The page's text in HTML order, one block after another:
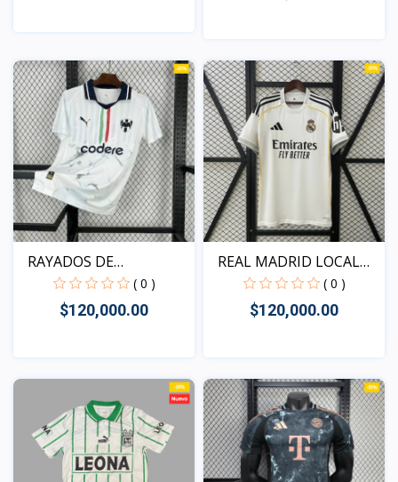
Vista
RAYADOS DE
MONTERREY 20...( 0 )
$120,000.00
Vista
REAL MADRID LOCAL
2025-...
( 0 )
$120,000.00
Vista